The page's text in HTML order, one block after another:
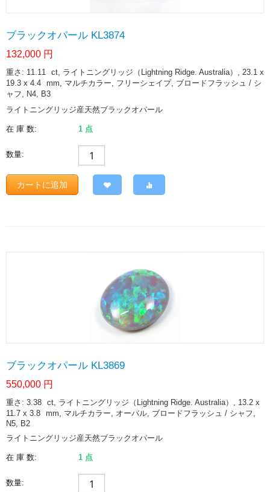
ブラックオパール KL3874
132,000 円
重さ: 11.11 ct, ライトニングリッジ（Lightning Ridge. Australia）, 23.1 x
19.3 x 4.4 mm, マルチカラー, フリーシェイプ, ブロードフラッシュ / シ
ャフ, N4, B3
ライトニングリッジ産天然ブラックオパール
在 庫 数: 1 点
数量:
カートに追加
ブラックオパール KL3869
550,000 円
重さ: 3.38 ct, ライトニングリッジ（Lightning Ridge. Australia）, 13.2 x
11.7 x 3.8 mm, マルチカラー, オーバル, ブロードフラッシュ / シャフ,
N5, B2
ライトニングリッジ産天然ブラックオパール
在 庫 数: 1 点
数量: